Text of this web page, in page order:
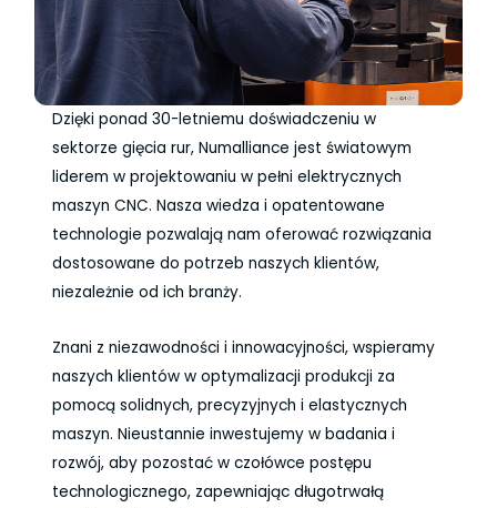
Dzięki ponad 30-letniemu doświadczeniu w
sektorze gięcia rur, Numalliance jest światowym
liderem w projektowaniu w pełni elektrycznych
maszyn CNC. Nasza wiedza i opatentowane
technologie pozwalają nam oferować rozwiązania
dostosowane do potrzeb naszych klientów,
niezależnie od ich branży.
Znani z niezawodności i innowacyjności, wspieramy
naszych klientów w optymalizacji produkcji za
pomocą solidnych, precyzyjnych i elastycznych
maszyn. Nieustannie inwestujemy w badania i
rozwój, aby pozostać w czołówce postępu
technologicznego, zapewniając długotrwałą